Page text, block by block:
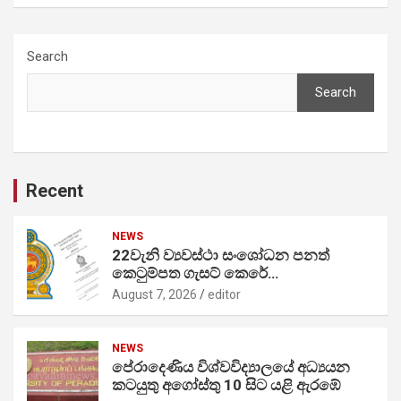
Search
Search
Recent
NEWS
22වැනි ව්‍යවස්ථා සංශෝධන පනත්
කෙටුම්පත ගැසට් කෙරේ…
August 7, 2026 editor
NEWS
පේරාදෙණිය විශ්වවිද්‍යාලයේ අධ්‍යයන
කටයුතු අගෝස්තු 10 සිට යළි ඇරඹේ